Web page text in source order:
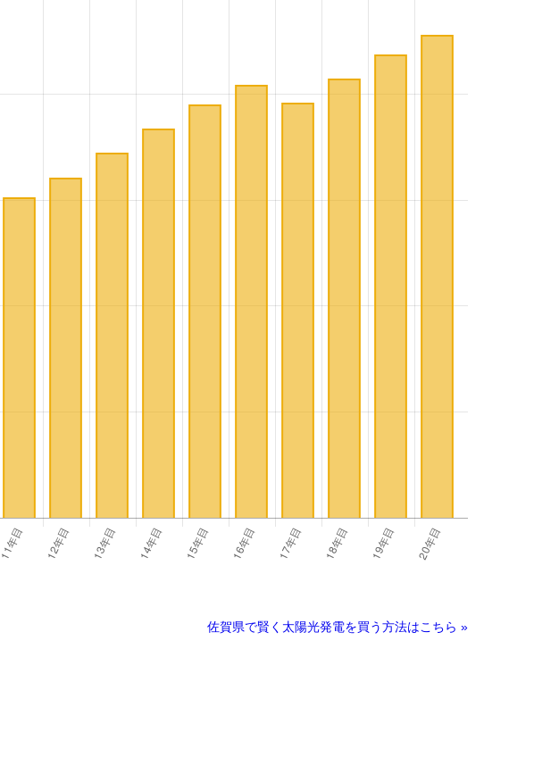
佐賀県で賢く太陽光発電を買う方法はこちら »